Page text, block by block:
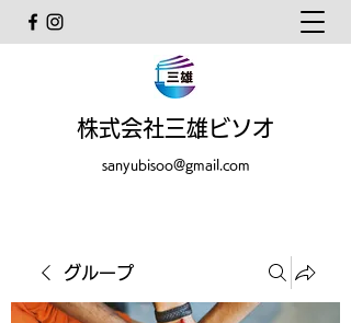
株式会社三雄ビソオ
sanyubisoo@gmail.com
グループ